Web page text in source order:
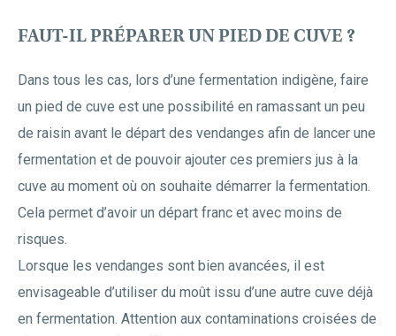
FAUT-IL PRÉPARER UN PIED DE CUVE ?
Dans tous les cas, lors d’une fermentation indigène, faire
un pied de cuve est une possibilité en ramassant un peu
de raisin avant le départ des vendanges afin de lancer une
fermentation et de pouvoir ajouter ces premiers jus à la
cuve au moment où on souhaite démarrer la fermentation.
Cela permet d’avoir un départ franc et avec moins de
risques.
Lorsque les vendanges sont bien avancées, il est
envisageable d’utiliser du moût issu d’une autre cuve déjà
en fermentation. Attention aux contaminations croisées de